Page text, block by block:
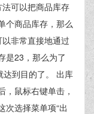
可以把商品库存
个商品库存，那么
非常直接地通过
是23，那么为了
到目的了。 出库
，鼠标右键单击，
次选择菜单项“出